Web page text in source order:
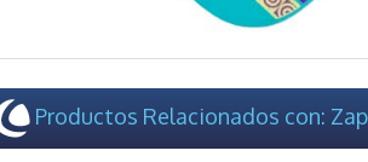
Productos Relacionados con: